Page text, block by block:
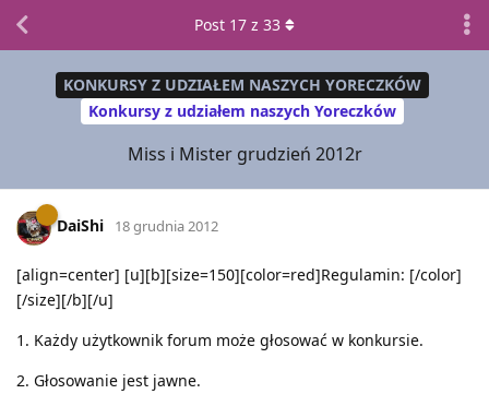
KONKURSY Z UDZIAŁEM NASZYCH YORECZKÓW
Konkursy z udziałem naszych Yoreczków
Miss i Mister grudzień 2012r
Post 17 z 33
DaiShi 18 grudnia 2012
[align=center] [u][b][size=150][color=red]Regulamin: [/color]
[/size][/b][/u]
1. Każdy użytkownik forum może głosować w konkursie.
2. Głosowanie jest jawne.